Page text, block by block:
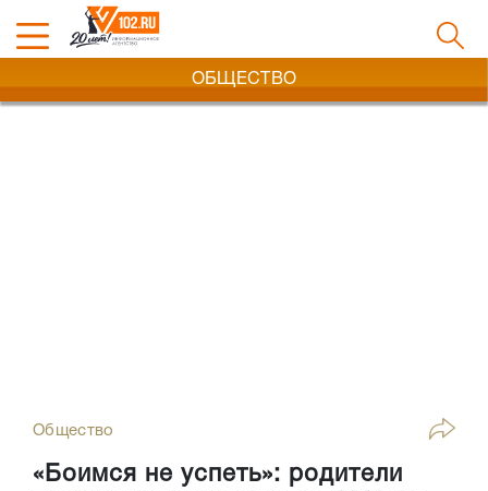
ОБЩЕСТВО
Общество
«Боимся не успеть»: родители